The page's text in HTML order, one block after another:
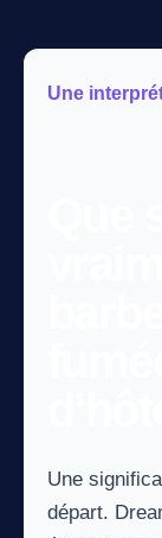
Une
Une
départ.